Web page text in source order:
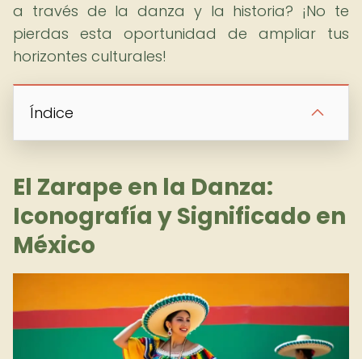
a través de la danza y la historia? ¡No te
pierdas esta oportunidad de ampliar tus
horizontes culturales!
Índice
El Zarape en la Danza:
Iconografía y Significado en
México